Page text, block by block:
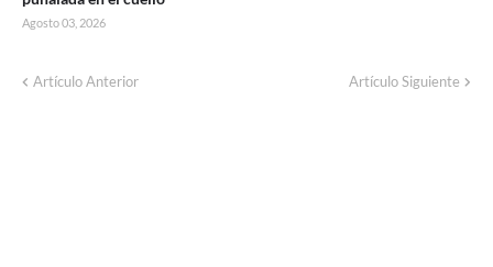
Agosto 03, 2026
Artículo Anterior Artículo Siguiente